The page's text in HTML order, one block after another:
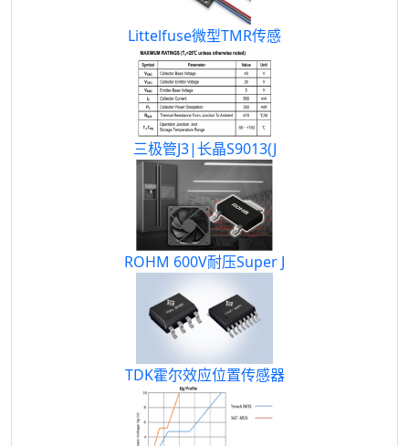
Littelfuse微型TMR传感
三极管J3|长晶S9013(J
ROHM 600V耐压Super J
TDK霍尔效应位置传感器